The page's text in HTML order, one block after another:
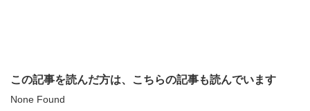
この記事を読んだ方は、こちらの記事も読んでいます
None Found